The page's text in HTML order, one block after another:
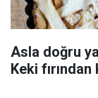
Asla doğru
Keki